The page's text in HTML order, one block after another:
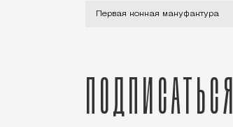
Все детство меня
Первая конная мануфактура
Подписаться